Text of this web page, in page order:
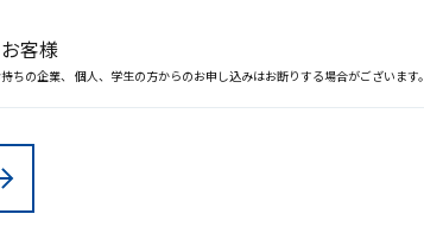
客様
の企業、 個人、学生の方からのお申し込みはお断りする場合がございます。